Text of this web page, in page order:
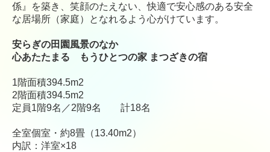
しらさぎステーション
求人情報
お問い合わせ
プライバシーポリシー
当サイトについて
係』を築き、笑顔のたえない、快適で安心感のある安全
な居場所（家庭）となれるよう心がけています。
安らぎの田園風景のなか
心あたたまる もうひとつの家 まつざきの宿
1階面積394.5m2
2階面積394.5m2
定員1階9名／2階9名 計18名
全室個室・約8畳（13.40m2）
内訳：洋室×18